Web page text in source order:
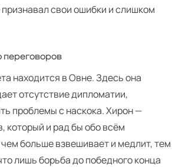
свои ошибки и слишком
переговоров
находится в Овне. Здесь она
отсутствие дипломатии,
проблемы с наскока. Хирон —
который и рад бы обо всём
больше взвешивает и медлит, тем
лишь борьба до победного конца